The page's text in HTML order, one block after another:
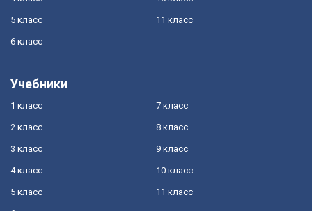
5 класс
6 класс
11 класс
Учебники
1 класс
2 класс
3 класс
4 класс
5 класс
7 класс
8 класс
9 класс
10 класс
11 класс